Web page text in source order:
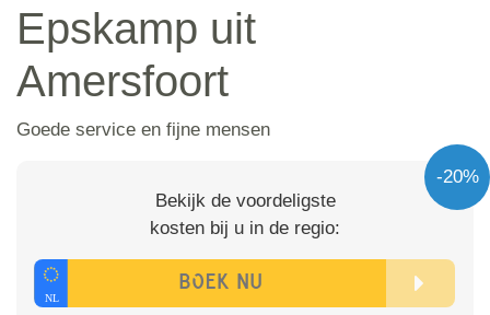
Epskamp uit
Amersfoort
Goede service en fijne mensen
-20%
Bekijk de voordeligste
kosten bij u in de regio: